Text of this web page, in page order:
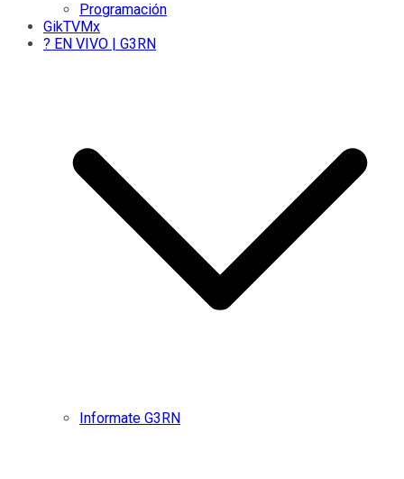
Programación
GikTVMx
? EN VIVO | G3RN
Informate G3RN